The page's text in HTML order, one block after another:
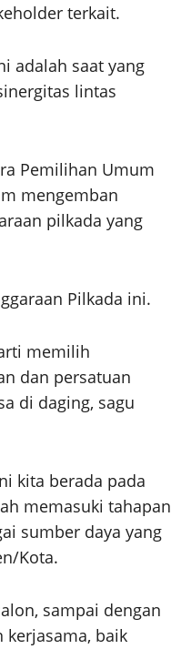
terkait.
adalah saat yang
lintas
Pemilihan Umum
mengemban
pilkada yang
Pilkada ini.
memilih
dan persatuan
di daging, sagu
kita berada pada
memasuki tahapan
sumber daya yang
Kota.
sampai dengan
kerjasama, baik